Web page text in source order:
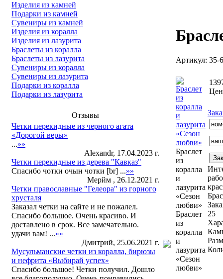
Изделия из камней
Подарки из камней
Сувениры из камней
Изделия из коралла
Изделия из лазурита
Браслеты из коралла
Браслеты из лазурита
Сувениры из коралла
Сувениры из лазурита
Подарки из коралла
Подарки из лазурита
Отзывы
Четки перекидные из черного агата
«Дорогой веры»
...»»
Alexandr, 17.04.2023 г.
Четки перекидные из дерева "Кавказ"
Спасибо чотки очын чотки [br] ...»»
Мерйм , 26.12.2021 г.
Четки православные "Гелеора" из горного
хрусталя
Заказал четки на сайте и не пожалел.
Спасибо большое. Очень красиво. И
доставлено в срок. Все замечательно.
удачи вам! ...»»
Дмитрий, 25.06.2021 г.
Мусульманские четки из коралла, бирюзы
и нефрита «Выбирай успех»
Спасибо большое! Четки получил. Дошло
Артикул: 35-
Браслет
из
коралла
и
лазурита
«Сезон
любви»
Браслет
из
коралла
и
лазурита
«Сезон
любви»
25